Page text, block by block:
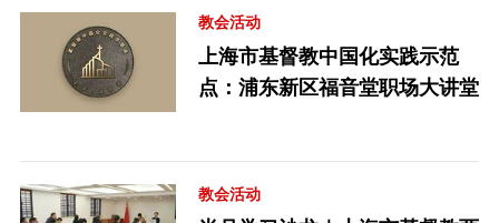
教会活动
上海市基督教中国化实践示范
点：浦东新区福音堂职场大讲堂
教会活动